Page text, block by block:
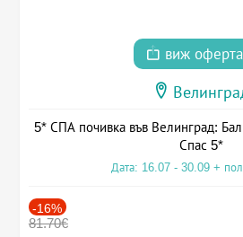
виж
5* СПА почивка във Велинград:
Спас 5*
Дата: 16.07 - 30.09 +
-16%
81.70€